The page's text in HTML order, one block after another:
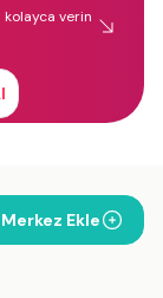
kolayca verin
Merkez Ekle